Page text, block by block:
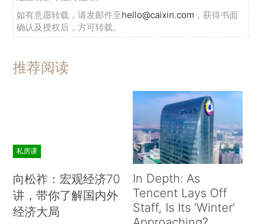
如有意愿转载，请发邮件至hello@caixin.com ，获得书面
确认及授权后，方可转载。
推荐阅读
私房课
向松祚：宏观经济70
讲，带你了解国内外
经济大局
In Depth: As
Tencent Lays Off
Staff, Is Its ‘Winter’